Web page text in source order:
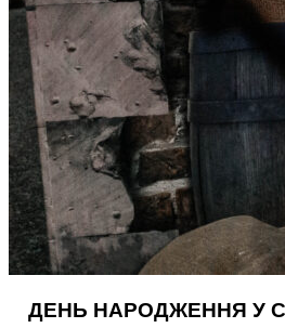
ДЕНЬ НАРОДЖЕННЯ У